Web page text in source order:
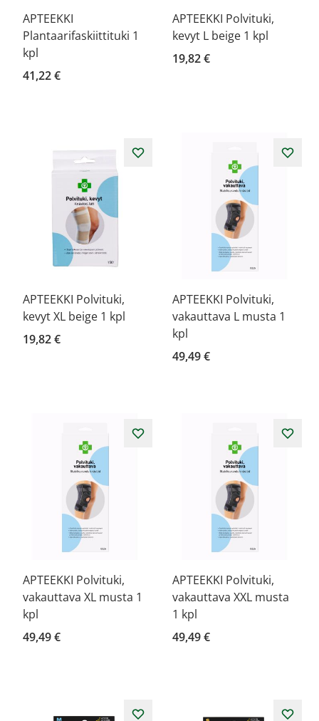
APTEEKKI
Plantaarifaskiittituki 1
kpl
41,22 €
APTEEKKI Polvituki,
kevyt L beige 1 kpl
19,82 €
APTEEKKI Polvituki,
kevyt XL beige 1 kpl
19,82 €
APTEEKKI Polvituki,
vakauttava L musta 1
kpl
49,49 €
APTEEKKI Polvituki,
vakauttava XL musta 1
kpl
49,49 €
APTEEKKI Polvituki,
vakauttava XXL musta
1 kpl
49,49 €